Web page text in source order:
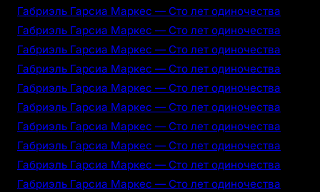
Габриэль Гарсиа Маркес — Сто лет одиночества
Габриэль Гарсиа Маркес — Сто лет одиночества
Габриэль Гарсиа Маркес — Сто лет одиночества
Габриэль Гарсиа Маркес — Сто лет одиночества
Габриэль Гарсиа Маркес — Сто лет одиночества
Габриэль Гарсиа Маркес — Сто лет одиночества
Габриэль Гарсиа Маркес — Сто лет одиночества
Габриэль Гарсиа Маркес — Сто лет одиночества
Габриэль Гарсиа Маркес — Сто лет одиночества
Габриэль Гарсиа Маркес — Сто лет одиночества